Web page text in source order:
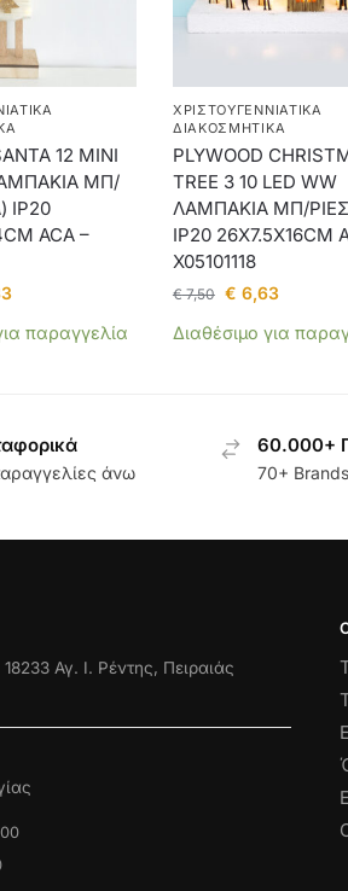
12 MINI
ΜΠ/
IP20
ACA –
παραγγελία
ΧΡΙΣΤΟΥΓΕΝΝΙΆΤΙΚΑ
ΔΙΑΚΟΣΜΗΤΙΚΆ
PLYWOOD
TREE 3 10 LED WW
ΛΑΜΠΑΚΙΑ ΜΠ/ΡΙΕΣ
IP20 26X7.5X16CM
X05101118
€7,50 € 6,63
Διαθέσιμο για
άνω
60.000+
70+ Brands
Αγ. Ι. Ρέντης, Πειραιάς